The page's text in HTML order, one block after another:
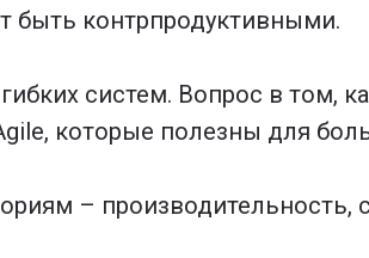
быть контрпродуктивными.
систем. Вопрос в том,
которые полезны для
– производительность,